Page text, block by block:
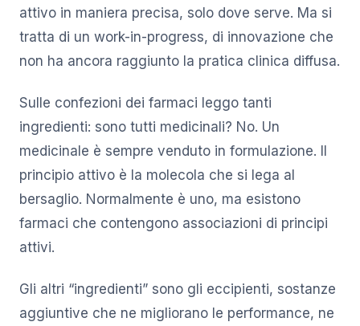
attivo in maniera precisa, solo dove serve. Ma si
tratta di un work-in-progress, di innovazione che
non ha ancora raggiunto la pratica clinica diffusa.
Sulle confezioni dei farmaci leggo tanti
ingredienti: sono tutti medicinali? No. Un
medicinale è sempre venduto in formulazione. Il
principio attivo è la molecola che si lega al
bersaglio. Normalmente è uno, ma esistono
farmaci che contengono associazioni di principi
attivi.
Gli altri “ingredienti” sono gli eccipienti, sostanze
aggiuntive che ne migliorano le performance, ne